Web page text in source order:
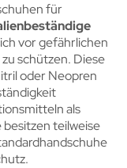
für
vor gefährlichen
schützen. Diese
oder Neopren
als
teilweise